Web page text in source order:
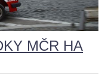
MČR HA